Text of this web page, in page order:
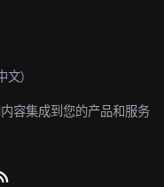
文)
容集成到您的产品和服务
XML